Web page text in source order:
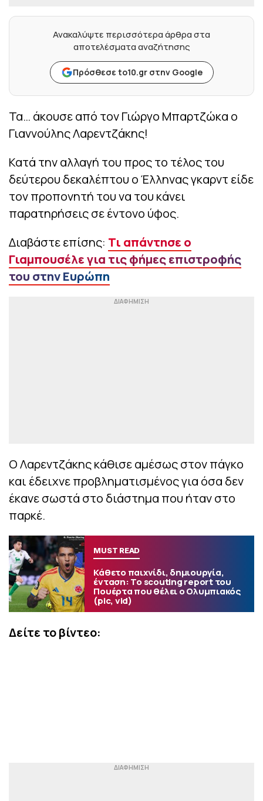
Ανακαλύψτε περισσότερα άρθρα στα
αποτελέσματα αναζήτησης
Πρόσθεσε to10.gr στην Google
Τα… άκουσε από τον Γιώργο Μπαρτζώκα ο
Γιαννούλης Λαρεντζάκης!
Κατά την αλλαγή του προς το τέλος του
δεύτερου δεκαλέπτου ο Έλληνας γκαρντ είδε
τον προπονητή του να του κάνει
παρατηρήσεις σε έντονο ύφος.
Διαβάστε επίσης: Τι απάντησε ο
Γιαμπουσέλε για τις φήμες επιστροφής
του στην Ευρώπη
Ο Λαρεντζάκης κάθισε αμέσως στον πάγκο
και έδειχνε προβληματισμένος για όσα δεν
έκανε σωστά στο διάστημα που ήταν στο
παρκέ.
MUST READ
Κάθετο παιχνίδι, δημιουργία,
ένταση: Το scouting report του
Πουέρτα που θέλει ο Ολυμπιακός
(pic, vid)
Δείτε το βίντεο: